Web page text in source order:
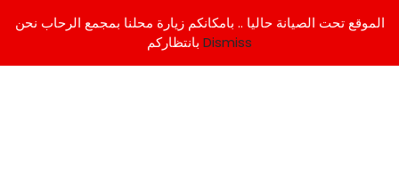
الموقع تحت الصيانة حاليا .. بامكانكم زيارة محلنا بمجمع الرحاب نحن
Dismiss